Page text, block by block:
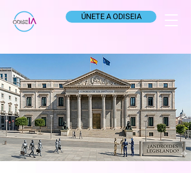
ÚNETE A ODISEIA